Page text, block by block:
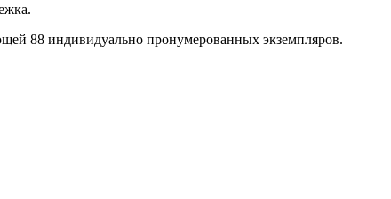
88 индивидуально пронумерованных экземпляров.